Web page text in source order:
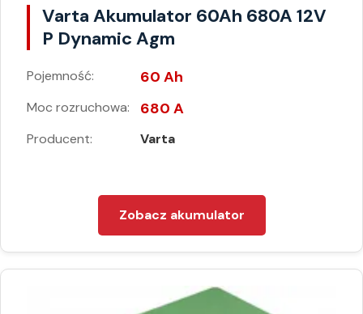
Varta Akumulator 60Ah 680A 12V
P Dynamic Agm
Pojemność: 60 Ah
Moc rozruchowa: 680 A
Producent: Varta
Zobacz akumulator